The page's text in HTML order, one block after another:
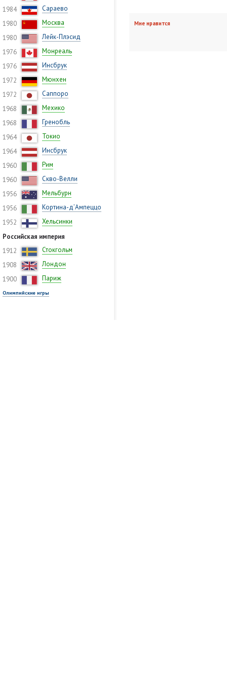
1984
Сараево
1980
Москва
1980
Лейк-Плэсид
1976
Монреаль
1976
Инсбрук
1972
Мюнхен
1972
Саппоро
1968
Мехико
1968
Гренобль
1964
Токио
1964
Инсбрук
1960
Рим
1960
Скво-Велли
1956
Мельбурн
1956
Кортина-д’Ампеццо
1952
Хельсинки
Российская империя
1912
Стокгольм
1908
Лондон
1900
Париж
Олимпийские игры
Мне нравится